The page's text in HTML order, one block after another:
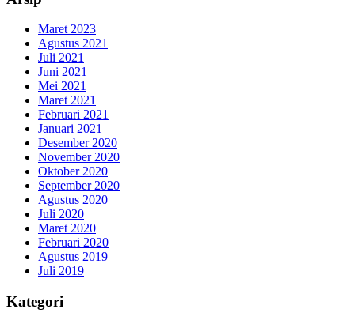
Maret 2023
Agustus 2021
Juli 2021
Juni 2021
Mei 2021
Maret 2021
Februari 2021
Januari 2021
Desember 2020
November 2020
Oktober 2020
September 2020
Agustus 2020
Juli 2020
Maret 2020
Februari 2020
Agustus 2019
Juli 2019
Kategori